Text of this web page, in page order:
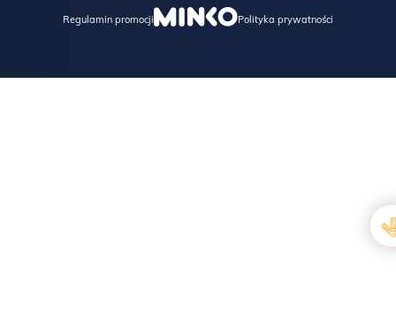
Regulamin promocji Polityka prywatności